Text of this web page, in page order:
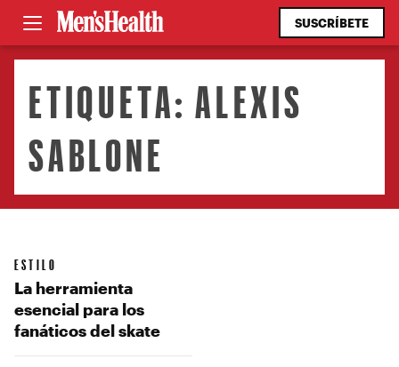
SUSCRÍBETE
ETIQUETA:ALEXIS
SABLONE
ESTILO
La herramienta
esencial para los
fanáticos del skate